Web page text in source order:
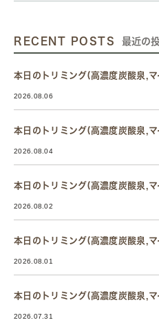
RECENT POSTS 最近の
本日のトリミング(高濃度炭酸泉,マ
2026.08.06
本日のトリミング(高濃度炭酸泉,マ
2026.08.04
本日のトリミング(高濃度炭酸泉,マ
2026.08.02
本日のトリミング(高濃度炭酸泉,マ
2026.08.01
本日のトリミング(高濃度炭酸泉,マ
2026.07.31